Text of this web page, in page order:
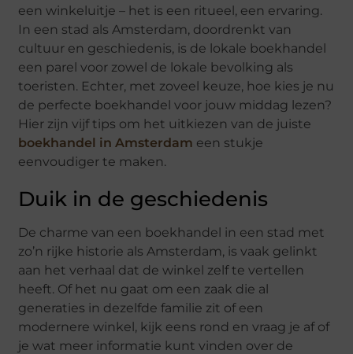
een winkeluitje – het is een ritueel, een ervaring.
In een stad als Amsterdam, doordrenkt van
cultuur en geschiedenis, is de lokale boekhandel
een parel voor zowel de lokale bevolking als
toeristen. Echter, met zoveel keuze, hoe kies je nu
de perfecte boekhandel voor jouw middag lezen?
Hier zijn vijf tips om het uitkiezen van de juiste
boekhandel in Amsterdam een stukje
eenvoudiger te maken.
Duik in de geschiedenis
De charme van een boekhandel in een stad met
zo’n rijke historie als Amsterdam, is vaak gelinkt
aan het verhaal dat de winkel zelf te vertellen
heeft. Of het nu gaat om een zaak die al
generaties in dezelfde familie zit of een
modernere winkel, kijk eens rond en vraag je af of
je wat meer informatie kunt vinden over de